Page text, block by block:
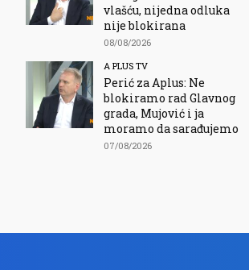
vlašću, nijedna odluka
nije blokirana
08/08/2026
A PLUS TV
Perić za Aplus: Ne
blokiramo rad Glavnog
grada, Mujović i ja
moramo da sarađujemo
07/08/2026